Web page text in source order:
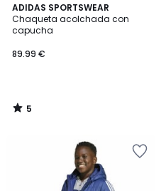
ADIDAS SPORTSWEAR
Chaqueta acolchada con
capucha
89.99 €
5
/
5
5
/